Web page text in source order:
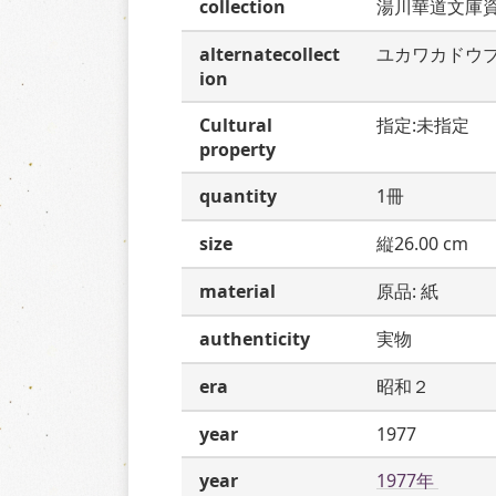
collection
湯川華道文庫
alternatecollect
ion
ユカワカドウ
Cultural
property
指定:未指定
quantity
1冊
size
縦26.00 cm
material
原品: 紙
authenticity
実物
era
昭和２
year
1977
year
1977年